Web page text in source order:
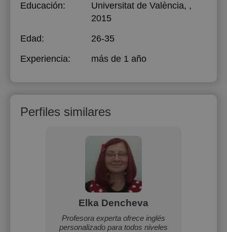
Educación: Universitat de València, ,
2015
Edad:
26-35
Experiencia:
más de 1 año
Perfiles similares
Elka Dencheva
Profesora experta ofrece inglés
personalizado para todos niveles